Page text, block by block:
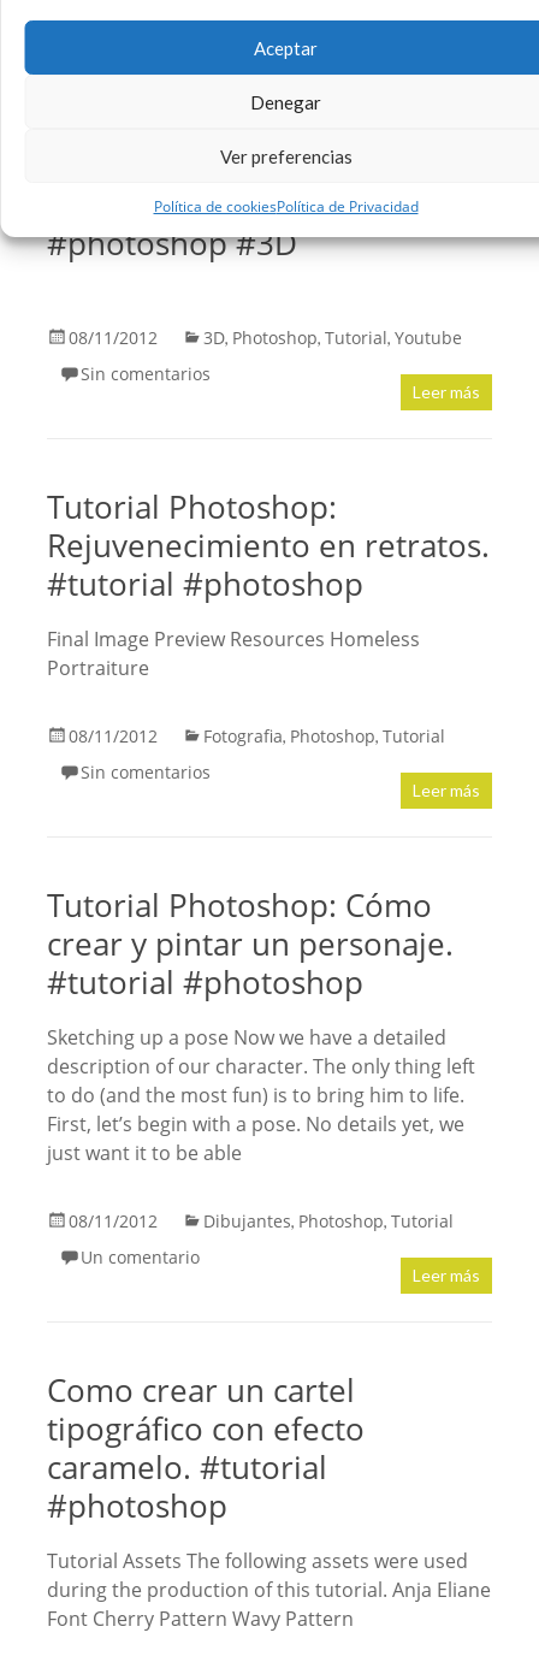
Aceptar
Denegar
Ver preferencias
Política de cookiesPolítica de Privacidad
Modificar una imágen para
visualizarlo en 3D. #tutorial
#photoshop #3D
08/11/2012 3D, Photoshop, Tutorial, Youtube
Sin comentarios
Leer más
Tutorial Photoshop:
Rejuvenecimiento en retratos.
#tutorial #photoshop
Final Image Preview Resources Homeless
Portraiture
08/11/2012 Fotografia, Photoshop, Tutorial
Sin comentarios
Leer más
Tutorial Photoshop: Cómo
crear y pintar un personaje.
#tutorial #photoshop
Sketching up a pose Now we have a detailed
description of our character. The only thing left
to do (and the most fun) is to bring him to life.
First, let’s begin with a pose. No details yet, we
just want it to be able
08/11/2012 Dibujantes, Photoshop, Tutorial
Un comentario
Leer más
Como crear un cartel
tipográfico con efecto
caramelo. #tutorial
#photoshop
Tutorial Assets The following assets were used
during the production of this tutorial. Anja Eliane
Font Cherry Pattern Wavy Pattern